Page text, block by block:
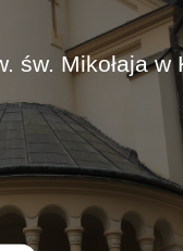
św. Mikołaja w